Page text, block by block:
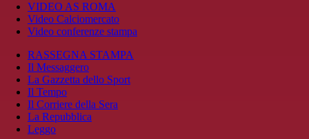
VIDEO AS ROMA
Video Calciomercato
Video conferenze stampa
RASSEGNA STAMPA
Il Messaggero
La Gazzetta dello Sport
Il Tempo
Il Corriere della Sera
La Repubblica
Leggo